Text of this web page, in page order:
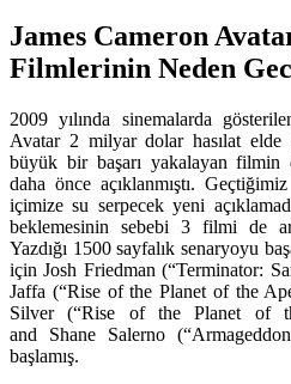
James Cameron
Filmlerinin Neden
2009 yılında sinemalarda
Avatar 2 milyar dolar hasılat
büyük bir başarı yakalayan filmin
daha önce açıklanmıştı.
içimize su serpecek yeni
beklemesinin sebebi 3 filmi de
Yazdığı 1500 sayfalık senaryoyu
için Josh Friedman (“Terminator:
Jaffa (“Rise of the Planet of the
Silver (“Rise of the Planet of
and Shane Salerno
başlamış.